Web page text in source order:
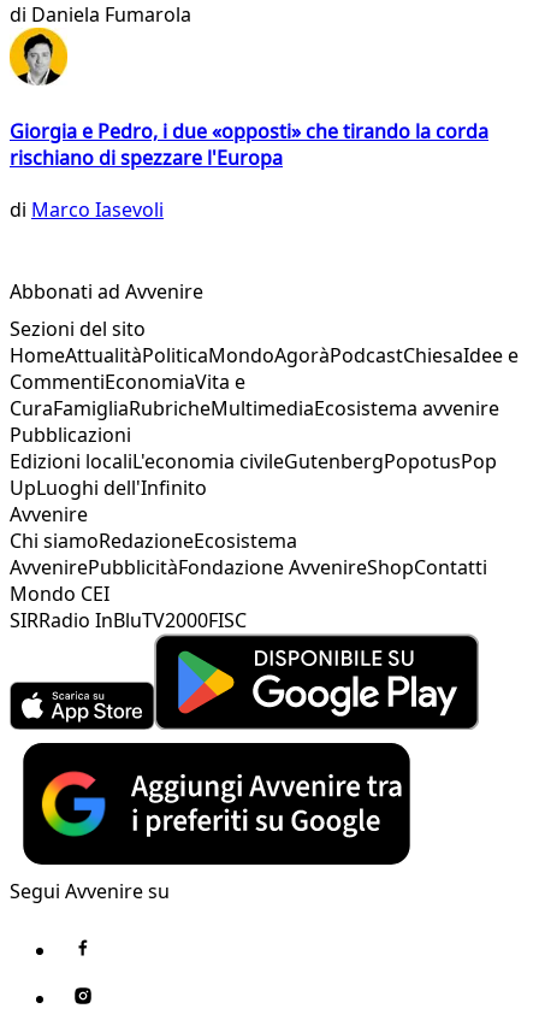
di Daniela Fumarola
Giorgia e Pedro, i due «opposti» che tirando la corda
rischiano di spezzare l'Europa
di Marco Iasevoli
Abbonati ad Avvenire
Sezioni del sito
HomeAttualitàPoliticaMondoAgoràPodcastChiesaIdee e
CommentiEconomiaVita e
CuraFamigliaRubricheMultimediaEcosistema avvenire
Pubblicazioni
Edizioni localiL'economia civileGutenbergPopotusPop
UpLuoghi dell'Infinito
Avvenire
Chi siamoRedazioneEcosistema
AvvenirePubblicitàFondazione AvvenireShopContatti
Mondo CEI
SIRRadio InBluTV2000FISC
Segui Avvenire su